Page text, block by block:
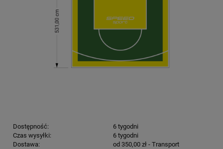
Dostępność:
6 tygodni
Czas wysyłki:
6 tygodni
Dostawa:
od 350,00 zł - Transport